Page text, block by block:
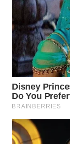
WAHANA
NEWS
WAHANA
TANI
WAHANA
ADVOKAT
WAHANA
INFRASTRUKTUR